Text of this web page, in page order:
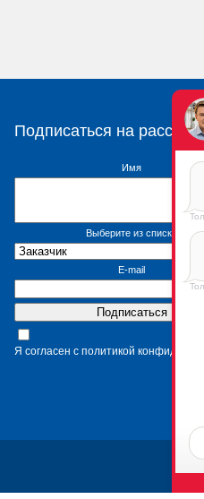
Подписаться на
Имя
Выберите из списка
E-mail
Я согласен с политикой